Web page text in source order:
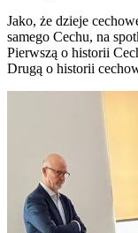
Jako, że dzieje
samego Cechu, na
Pierwszą o historii
Drugą o historii